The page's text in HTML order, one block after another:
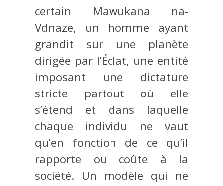
certain Mawukana na-
Vdnaze, un homme ayant
grandit sur une planète
dirigée par l’Éclat, une entité
imposant une dictature
stricte partout où elle
s’étend et dans laquelle
chaque individu ne vaut
qu’en fonction de ce qu’il
rapporte ou coûte à la
société. Un modèle qui ne